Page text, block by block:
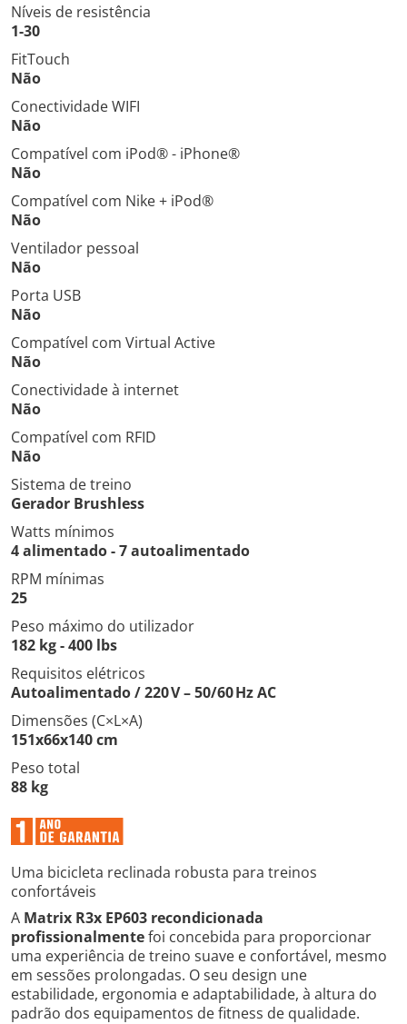
Níveis de resistência
1-30
FitTouch
Não
Conectividade WIFI
Não
Compatível com iPod® - iPhone®
Não
Compatível com Nike + iPod®
Não
Ventilador pessoal
Não
Porta USB
Não
Compatível com Virtual Active
Não
Conectividade à internet
Não
Compatível com RFID
Não
Sistema de treino
Gerador Brushless
Watts mínimos
4 alimentado - 7 autoalimentado
RPM mínimas
25
Peso máximo do utilizador
182 kg - 400 lbs
Requisitos elétricos
Autoalimentado / 220 V – 50/60 Hz AC
Dimensões (C×L×A)
151x66x140 cm
Peso total
88 kg
Uma bicicleta reclinada robusta para treinos
confortáveis
A Matrix R3x EP603 recondicionada
profissionalmentefoi concebida para proporcionar
uma experiência de treino suave e confortável, mesmo
em sessões prolongadas. O seu design une
estabilidade, ergonomia e adaptabilidade, à altura do
padrão dos equipamentos de fitness de qualidade.